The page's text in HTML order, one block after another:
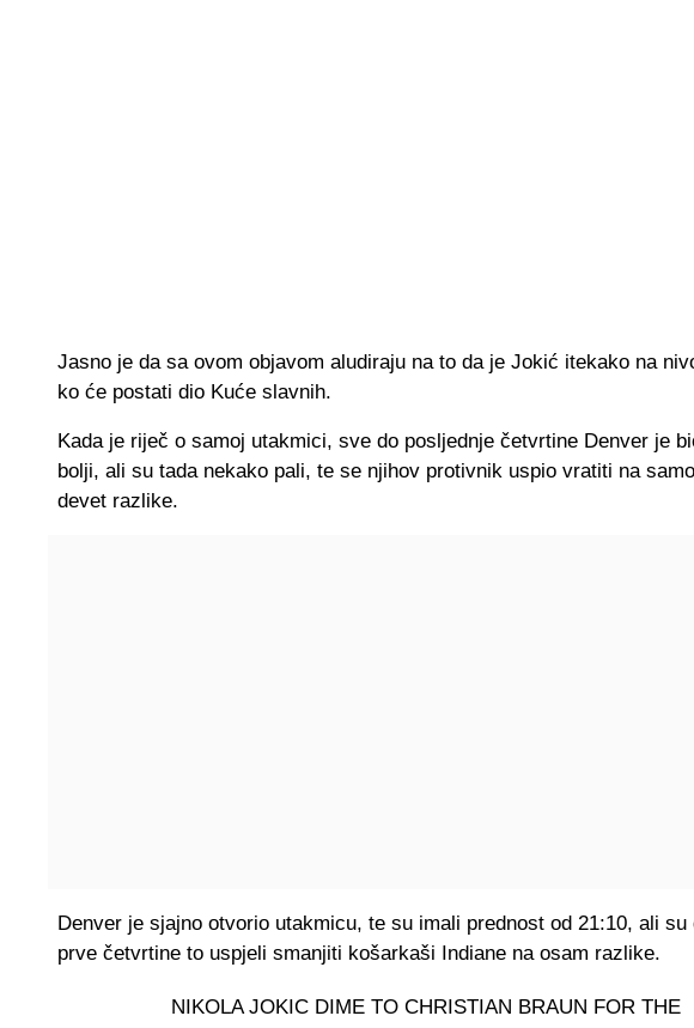
Jasno je da sa ovom objavom aludiraju na to da je Jokić itekako na
ko će postati dio Kuće slavnih.
Kada je riječ o samoj utakmici, sve do posljednje četvrtine Denver je
bolji, ali su tada nekako pali, te se njihov protivnik uspio vratiti na
devet razlike.
Denver je sjajno otvorio utakmicu, te su imali prednost od 21:10, ali su
prve četvrtine to uspjeli smanjiti košarkaši Indiane na osam razlike.
NIKOLA JOKIC DIME TO CHRISTIAN BRAUN FOR THE